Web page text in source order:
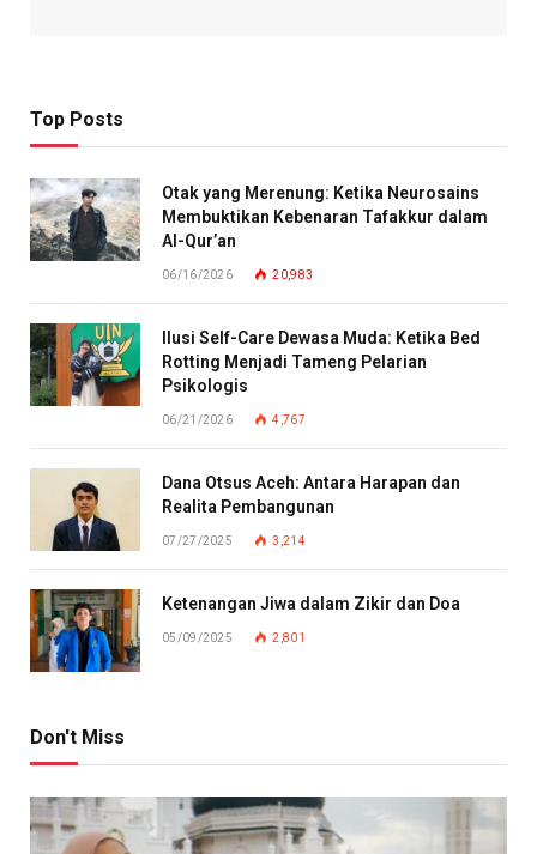
Top Posts
Otak yang Merenung: Ketika Neurosains
Membuktikan Kebenaran Tafakkur dalam
Al-Qur’an
06/16/2026 20,983
Ilusi Self-Care Dewasa Muda: Ketika Bed
Rotting Menjadi Tameng Pelarian
Psikologis
06/21/2026 4,767
Dana Otsus Aceh: Antara Harapan dan
Realita Pembangunan
07/27/2025 3,214
Ketenangan Jiwa dalam Zikir dan Doa
05/09/2025 2,801
Don't Miss